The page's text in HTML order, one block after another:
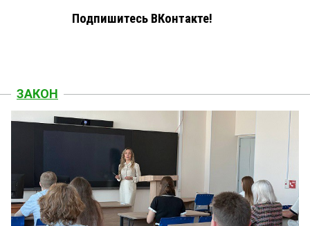
Подпишитесь ВКонтакте!
ЗАКОН